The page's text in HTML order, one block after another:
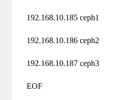
192.168.10.185 ceph1
192.168.10.186 ceph2
192.168.10.187 ceph3
EOF